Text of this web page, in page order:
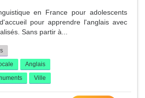
en France pour adolescents
pour apprendre l'anglais avec
Sans partir à...
Anglais
Ville